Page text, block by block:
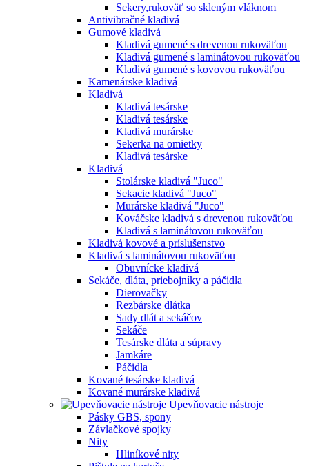
Sekery,rukoväť so skleným vláknom
Antivibračné kladivá
Gumové kladivá
Kladivá gumené s drevenou rukoväťou
Kladivá gumené s laminátovou rukoväťou
Kladivá gumené s kovovou rukoväťou
Kamenárske kladivá
Kladivá
Kladivá tesárske
Kladivá tesárske
Kladivá murárske
Sekerka na omietky
Kladivá tesárske
Kladivá
Stolárske kladivá "Juco"
Sekacie kladivá "Juco"
Murárske kladivá "Juco"
Kováčske kladivá s drevenou rukoväťou
Kladivá s laminátovou rukoväťou
Kladivá kovové a príslušenstvo
Kladivá s laminátovou rukoväťou
Obuvnícke kladivá
Sekáče, dláta, priebojníky a páčidla
Dierovačky
Rezbárske dlátka
Sady dlát a sekáčov
Sekáče
Tesárske dláta a súpravy
Jamkáre
Páčidla
Kované tesárske kladivá
Kované murárske kladivá
Upevňovacie nástroje
Pásky GBS, spony
Závlačkové spojky
Nity
Hliníkové nity